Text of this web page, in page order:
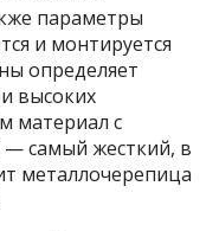
параметры
и монтируется
определяет
высоких
материал с
самый жесткий, в
металлочерепица